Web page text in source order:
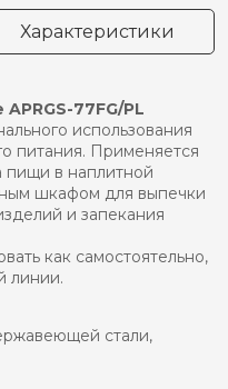
Характеристики
77FG/PL
использования
питания. Применяется
пищи в наплитной
шкафом для выпечки
и запекания
как самостоятельно,
линии.
стали,